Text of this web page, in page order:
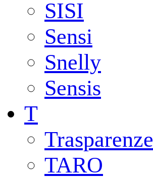
SISI
Sensi
Snelly
Sensis
T
Trasparenze
TARO